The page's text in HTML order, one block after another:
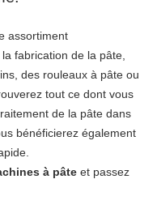
assortiment
la fabrication de la pâte,
des rouleaux à pâte ou
tout ce dont vous
de la pâte dans
bénéficierez également
à pâte et passez